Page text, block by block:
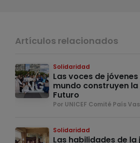
Artículos relacionados
Solidaridad
Las voces de
mundo construyen
Futuro
Por UNICEF Comité País
Solidaridad
Las habilidades de la